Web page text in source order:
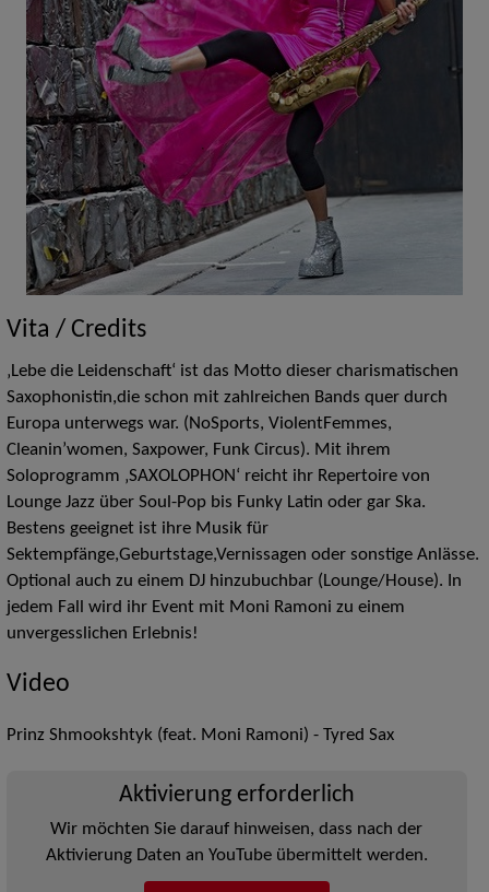
Vita / Credits
‚Lebe die Leidenschaft‘ ist das Motto dieser charismatischen
Saxophonistin,die schon mit zahlreichen Bands quer durch
Europa unterwegs war. (NoSports, ViolentFemmes,
Cleanin’women, Saxpower, Funk Circus). Mit ihrem
Soloprogramm ‚SAXOLOPHON‘ reicht ihr Repertoire von
Lounge Jazz über Soul-Pop bis Funky Latin oder gar Ska.
Bestens geeignet ist ihre Musik für
Sektempfänge,Geburtstage,Vernissagen oder sonstige Anlässe.
Optional auch zu einem DJ hinzubuchbar (Lounge/House). In
jedem Fall wird ihr Event mit Moni Ramoni zu einem
unvergesslichen Erlebnis!
Video
Prinz Shmookshtyk (feat. Moni Ramoni) - Tyred Sax
Aktivierung erforderlich
Wir möchten Sie darauf hinweisen, dass nach der
Aktivierung Daten an YouTube übermittelt werden.